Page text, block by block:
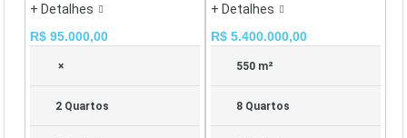
+ Detalhes
R$ 95.000,00
×
2 Quartos
+ Detalhes
R$ 5.400.000,00
550 m²
8 Quartos